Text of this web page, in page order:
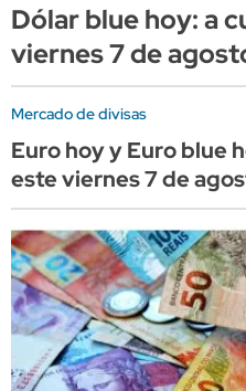
Dólar blue hoy: a
viernes 7 de
Mercado de divisas
Euro hoy y Euro blue
este viernes 7 de